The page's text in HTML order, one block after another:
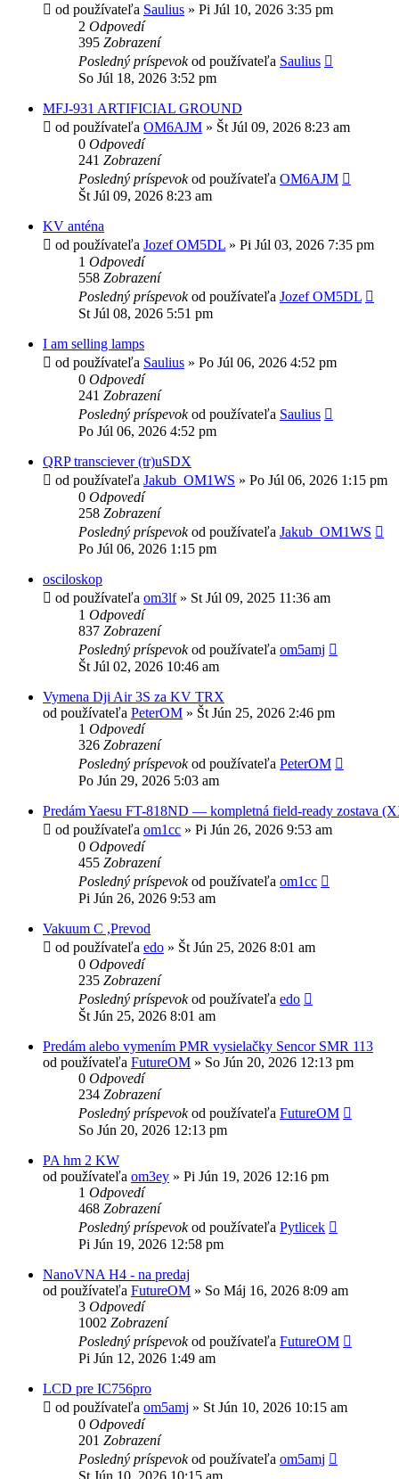
od používateľa Saulius » Pi Júl 10, 2026 3:35 pm
2 Odpovedí
395 Zobrazení
Posledný príspevokod používateľa Saulius
So Júl 18, 2026 3:52 pm
MFJ-931 ARTIFICIAL GROUND
od používateľa OM6AJM » Št Júl 09, 2026 8:23 am
0 Odpovedí
241 Zobrazení
Posledný príspevokod používateľa OM6AJM
Št Júl 09, 2026 8:23 am
KV anténa
od používateľa Jozef OM5DL » Pi Júl 03, 2026 7:35 pm
1 Odpovedí
558 Zobrazení
Posledný príspevokod používateľa Jozef OM5DL
St Júl 08, 2026 5:51 pm
I am selling lamps
od používateľa Saulius » Po Júl 06, 2026 4:52 pm
0 Odpovedí
241 Zobrazení
Posledný príspevokod používateľa Saulius
Po Júl 06, 2026 4:52 pm
QRP transciever (tr)uSDX
od používateľa Jakub_OM1WS » Po Júl 06, 2026 1:15 pm
0 Odpovedí
258 Zobrazení
Posledný príspevokod používateľa Jakub_OM1WS
Po Júl 06, 2026 1:15 pm
osciloskop
od používateľa om3lf» St Júl 09, 2025 11:36 am
1 Odpovedí
837 Zobrazení
Posledný príspevokod používateľa om5amj
Št Júl 02, 2026 10:46 am
Vymena Dji Air 3S za KV TRX
od používateľa PeterOM » Št Jún 25, 2026 2:46 pm
1 Odpovedí
326 Zobrazení
Posledný príspevokod používateľa PeterOM
Po Jún 29, 2026 5:03 am
Predám Yaesu FT-818ND — kompletná field-ready zostava
od používateľa om1cc » Pi Jún 26, 2026 9:53 am
0 Odpovedí
455 Zobrazení
Posledný príspevokod používateľa om1cc
Pi Jún 26, 2026 9:53 am
Vakuum C ,Prevod
od používateľa edo » Št Jún 25, 2026 8:01 am
0 Odpovedí
235 Zobrazení
Posledný príspevokod používateľa edo
Št Jún 25, 2026 8:01 am
Predám alebo vymením PMR vysielačky Sencor SMR 113
od používateľa FutureOM » So Jún 20, 2026 12:13 pm
0 Odpovedí
234 Zobrazení
Posledný príspevokod používateľa FutureOM
So Jún 20, 2026 12:13 pm
PA hm 2 KW
od používateľa om3ey » Pi Jún 19, 2026 12:16 pm
1 Odpovedí
468 Zobrazení
Posledný príspevokod používateľa Pytlicek
Pi Jún 19, 2026 12:58 pm
NanoVNA H4 - na predaj
od používateľa FutureOM » So Máj 16, 2026 8:09 am
3 Odpovedí
1002 Zobrazení
Posledný príspevokod používateľa FutureOM
Pi Jún 12, 2026 1:49 am
LCD pre IC756pro
od používateľa om5amj » St Jún 10, 2026 10:15 am
0 Odpovedí
201 Zobrazení
Posledný príspevokod používateľa om5amj
St Jún 10, 2026 10:15 am